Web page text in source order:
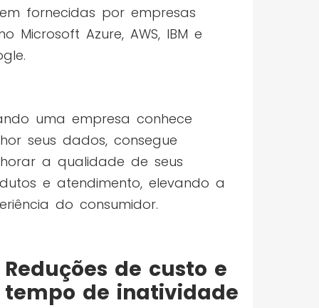
fornecidas por empresas
Microsoft Azure, AWS, IBM e
uma empresa conhece
seus dados, consegue
a qualidade de seus
e atendimento, elevando a
do consumidor.
Reduções de custo e
tempo de inatividade